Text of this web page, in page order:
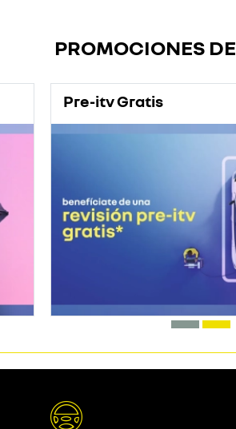
PROMOCIONES
Pre-itv Gratis